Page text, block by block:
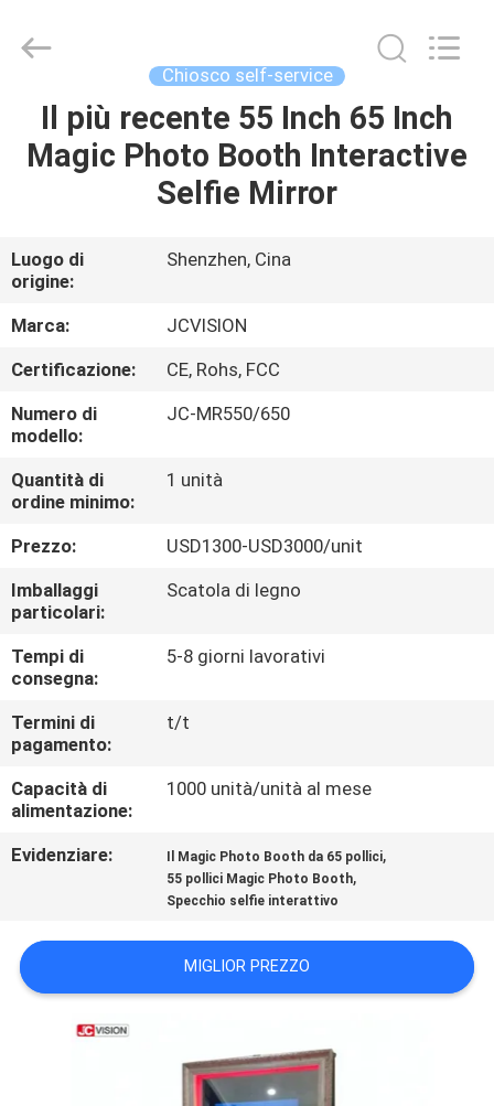
CASA.
SU
DI
NOI
VISITA
ALLA
FABBRICA
CONTROLLO
DELLA
QUALITÀ
CONTATTACI
NOTIZIE
PREVENTIVO
MAPPA
Interactive
Technology
Reserved.
Chiosco self-service
Il più recente 55 Inch 65 Inch
Magic Photo Booth Interactive
Selfie Mirror
Luogo di
origine:
Shenzhen, Cina
Marca:
JCVISION
Certificazione:
CE, Rohs, FCC
Numero di
modello:
JC-MR550/650
Quantità di
ordine minimo:
1 unità
Prezzo:
USD1300-USD3000/unit
Imballaggi
particolari:
Scatola di legno
Tempi di
consegna:
5-8 giorni lavorativi
Termini di
pagamento:
t/t
Capacità di
alimentazione:
1000 unità/unità al mese
Evidenziare: Il Magic Photo Booth da 65 pollici,
55 pollici Magic Photo Booth,
Specchio selfie interattivo
MIGLIOR PREZZO